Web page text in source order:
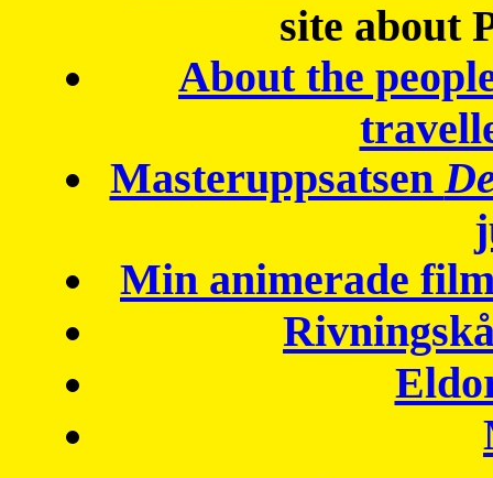
site about
About the
Masteruppsatsen
Min animerade